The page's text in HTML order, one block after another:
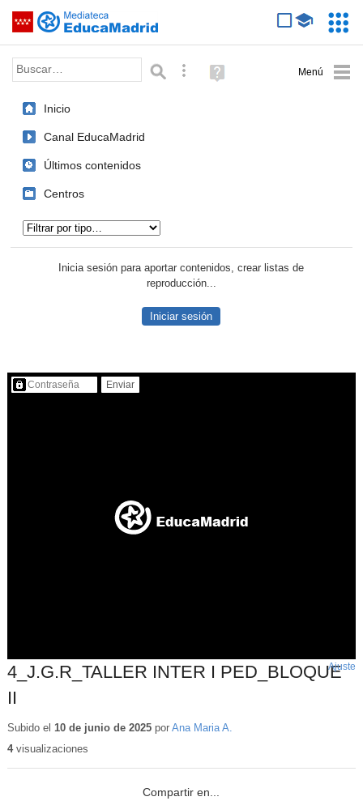
Saltar navegación
Palabra o frase: Búsqueda avanzada
Ayuda
(en
Inicio
Canal EducaMadrid
Últimos contenidos
Centros
Inicia sesión para aportar contenidos, crear listas de
reproducción...
Iniciar sesión
Contenido protegido…
4_J.G.R_TALLER INTER I PED_BLOQUE
II
Ajuste
Subido el 10 de junio de 2025por Ana Maria A.
4visualizaciones